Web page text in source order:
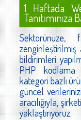
1 Haftada
Tanıtımınıza
Sektörünüze,
zenginleştirilmiş
bildirimleri
PHP kodlama
kategori bazlı
güncel
aracılığıyla,
yaklaştırıyoruz.